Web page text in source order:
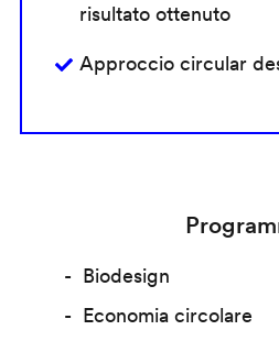
risultato ottenuto
Approccio circular
Biodesign
Economia circolare